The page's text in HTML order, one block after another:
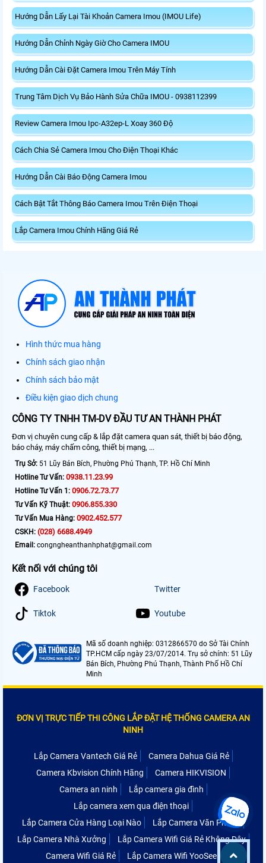
Hướng Dẫn Lấy Lại Tài Khoản Camera Imou (IMOU Life)
Hướng Dẫn Chỉnh Ngày Giờ Cho Camera IMOU
Hướng Dẫn Cài Đặt Camera Imou Trên Máy Tính
Trung Tâm Dịch Vụ Bảo Hành Sửa Chữa IMOU - 0938112399
Review Camera Imou Ipc-A32ep-L Xoay 360 Độ
Cách Chia Sẻ Camera Imou Cho Điện Thoại Khác
Hướng Dẫn Cài Báo Động Camera Imou
Cách Bật Tắt Thông Báo Camera Imou Trên Điện Thoại
Lắp Camera Imou Chính Hãng Giá Rẻ
Hình thức mua hàng
Chính sách giao nhận
Chính sách bảo mật
Điều kiện giao dịch chung
CÔNG TY TNHH TM-DV ĐẦU TƯ AN THÀNH PHÁT
Đơn vị chuyên cung cấp & lắp đặt camera quan sát, thiết bị báo động,
báo cháy, máy chấm công, thiết bị mạng, ...
Trụ Sở: 51 Lũy Bán Bích, Phường Phú Thạnh, TP. Hồ Chí Minh
Hotline Tư Vấn: 0938.11.23.99
Hotline Tư Vấn 1: 0906.72.73.77
Tư Vấn Kỹ Thuật: 0906.855.330
Tư Vấn Mua Hàng: 0902.452.577
CSKH: (028) 6688.4949
Email: congngheanthanhphat@gmail.com
Kết nối với chúng tôi
Facebook Twitter
Tiktok Youtube
Mã số doanh nghiệp: 0312866570 do Sở Tài Chính
TP.HCM cấp ngày 23/07/2014. Trụ sở chính: 51 Lũy
Bán Bích, Phường Phú Thạnh, Thành Phố Hồ Chí
Minh
ĐƠN VỊ TRỰC TIẾP THI CÔNG LẮP ĐẶT HỆ THỐNG CAMERA AN
NINH
Lắp Camera Vantech Giá Rẻ
Camera Dahua Giá Rẻ
Camera Kbvision Chính Hãng
Camera HIKVISION
Camera an ninh
Lắp camera gia đình
Lắp camera xem qua điện thoại
Lắp Camera Cửa Hàng Loại Nào
Lắp Camera Văn Phòng
Lắp Camera Nhà Xưởng
Lắp Camera Wifi Giá Rẻ Không Dây
Camera Wifi Giá Rẻ
Lắp Camera Wifi YooSee